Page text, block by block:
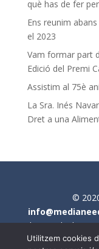
què has de fer
Ens reunim
el 2023
Vam formar part
Edició del Premi
Assistim al 75è
La Sra. Inés
Dret a una
©
| Tots els drets
Utilitzem cookies